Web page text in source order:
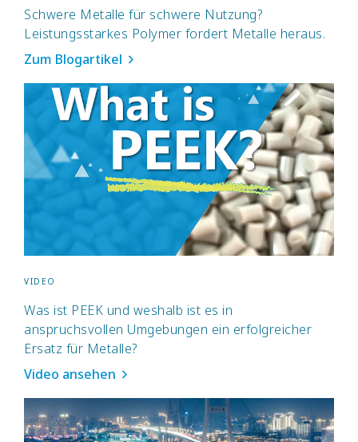
Schwere Metalle für schwere Nutzung?
Leistungsstarkes Polymer fordert Metalle heraus.
Zum Blogartikel
VIDEO
Was ist PEEK und weshalb ist es in
anspruchsvollen Umgebungen ein erfolgreicher
Ersatz für Metalle?
Video ansehen